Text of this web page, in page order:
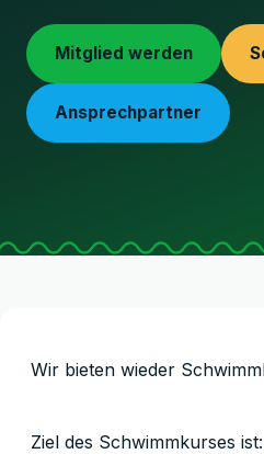
Mitglied werden
Ansprechpartner
Wir bieten wieder
Ziel des Schwimmkurses